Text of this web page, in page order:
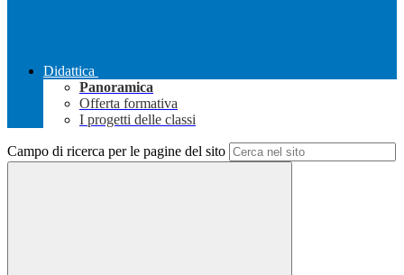
Didattica
Panoramica
Offerta formativa
I progetti delle classi
Campo di ricerca per le pagine del sito